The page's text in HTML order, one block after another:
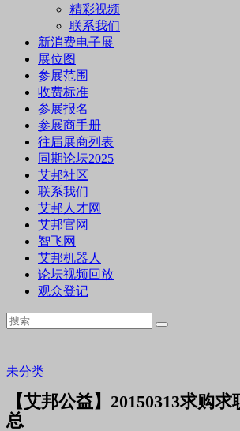
精彩视频
联系我们
新消费电子展
展位图
参展范围
收费标准
参展报名
参展商手册
往届展商列表
同期论坛2025
艾邦社区
联系我们
艾邦人才网
艾邦官网
智飞网
艾邦机器人
论坛视频回放
观众登记
未分类
【艾邦公益】20150313求购
总